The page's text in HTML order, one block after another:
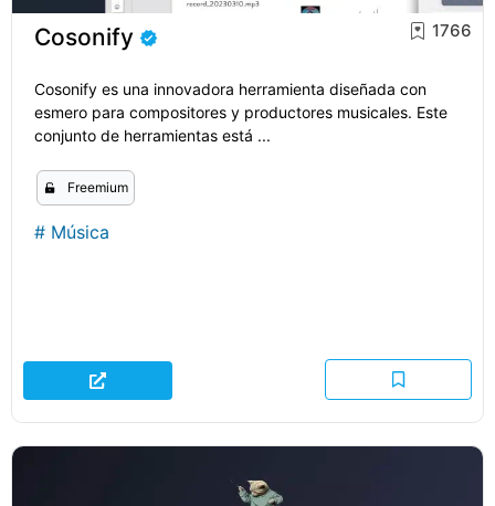
Cosonify 1766
Cosonify es una innovadora herramienta diseñada con
esmero para compositores y productores musicales. Este
conjunto de herramientas está ...
Freemium
# Música